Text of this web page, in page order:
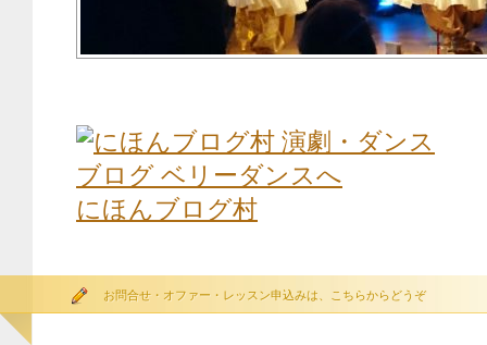
にほんブログ村
お問合せ・オファー・レッスン申込みは、こちらからどうぞ